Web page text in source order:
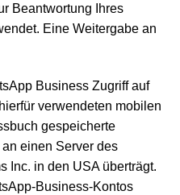
Beantwortung Ihres
Eine Weitergabe an
Business Zugriff auf
verwendeten mobilen
gespeicherte
einen Server des
Inc. in den USA überträgt.
Business-Kontos